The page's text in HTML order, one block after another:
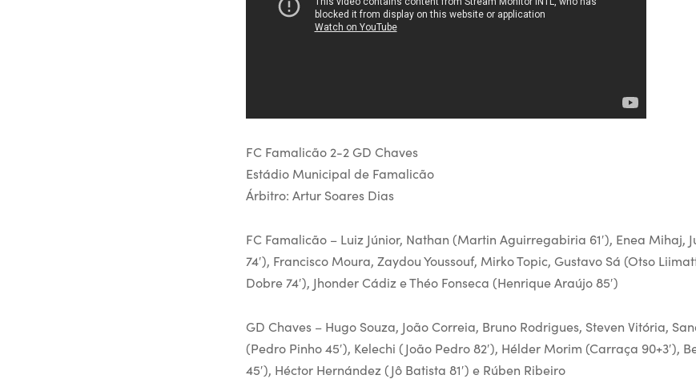
FC Famalicão 2-2 GD Chaves
Estádio Municipal de Famalicão
Árbitro: Artur Soares Dias
FC Famalicão – Luiz Júnior, Nathan (Martin Aguirregabiria 61′), Enea Mihaj,
74′), Francisco Moura, Zaydou Youssouf, Mirko Topic, Gustavo Sá (Otso
Dobre 74′), Jhonder Cádiz e Théo Fonseca (Henrique Araújo 85′)
GD Chaves – Hugo Souza, João Correia, Bruno Rodrigues, Steven Vitória,
(Pedro Pinho 45′), Kelechi (João Pedro 82′), Hélder Morim (Carraça 90+3′),
45′), Héctor Hernández (Jô Batista 81′) e Rúben Ribeiro